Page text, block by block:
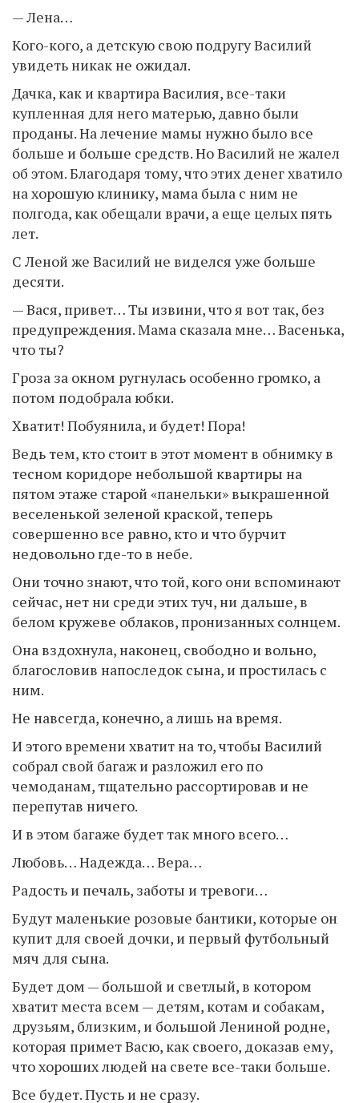
— Лена…
Кого-кого, а детскую свою подругу Василий
увидеть никак не ожидал.
Дачка, как и квартира Василия, все-таки
купленная для него матерью, давно были
проданы. На лечение мамы нужно было все
больше и больше средств. Но Василий не жалел
об этом. Благодаря тому, что этих денег хватило
на хорошую клинику, мама была с ним не
полгода, как обещали врачи, а еще целых пять
лет.
С Леной же Василий не виделся уже больше
десяти.
— Вася, привет… Ты извини, что я вот так, без
предупреждения. Мама сказала мне… Васенька,
что ты?
Гроза за окном ругнулась особенно громко, а
потом подобрала юбки.
Хватит! Побуянила, и будет! Пора!
Ведь тем, кто стоит в этот момент в обнимку в
тесном коридоре небольшой квартиры на
пятом этаже старой «панельки» выкрашенной
веселенькой зеленой краской, теперь
совершенно все равно, кто и что бурчит
недовольно где-то в небе.
Они точно знают, что той, кого они вспоминают
сейчас, нет ни среди этих туч, ни дальше, в
белом кружеве облаков, пронизанных солнцем.
Она вздохнула, наконец, свободно и вольно,
благословив напоследок сына, и простилась с
ним.
Не навсегда, конечно, а лишь на время.
И этого времени хватит на то, чтобы Василий
собрал свой багаж и разложил его по
чемоданам, тщательно рассортировав и не
перепутав ничего.
И в этом багаже будет так много всего…
Любовь… Надежда… Вера…
Радость и печаль, заботы и тревоги…
Будут маленькие розовые бантики, которые он
купит для своей дочки, и первый футбольный
мяч для сына.
Будет дом — большой и светлый, в котором
хватит места всем — детям, котам и собакам,
друзьям, близким, и большой Лениной родне,
которая примет Васю, как своего, доказав ему,
что хороших людей на свете все-таки больше.
Все будет. Пусть и не сразу.